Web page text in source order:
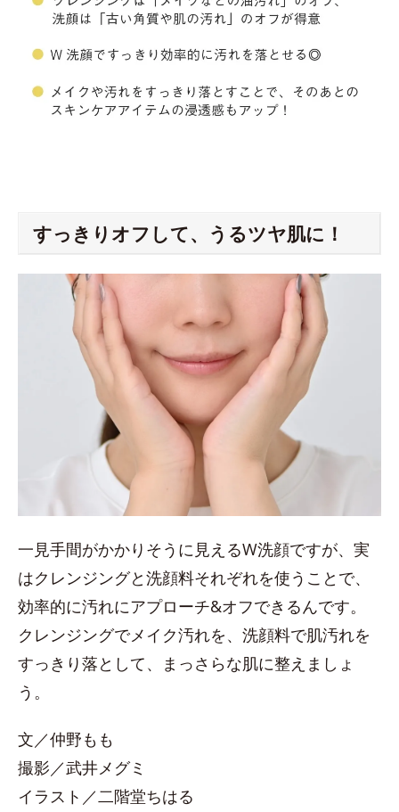
すっきりオフして、うるツヤ肌に！
一見手間がかかりそうに見えるW洗顔ですが、実
はクレンジングと洗顔料それぞれを使うことで、
効率的に汚れにアプローチ&オフできるんです。
クレンジングでメイク汚れを、洗顔料で肌汚れを
すっきり落として、まっさらな肌に整えましょ
う。
文／仲野もも
撮影／武井メグミ
イラスト／二階堂ちはる